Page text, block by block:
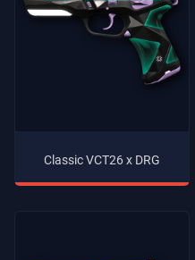
Classic VCT26 x DRG